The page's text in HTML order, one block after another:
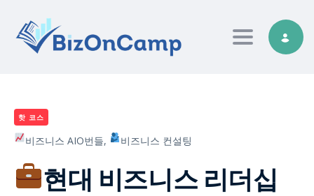
Toggle
비즈니스 AIO번들, 비즈니스 컨설팅
핫 코스
현대 비즈니스 리더십